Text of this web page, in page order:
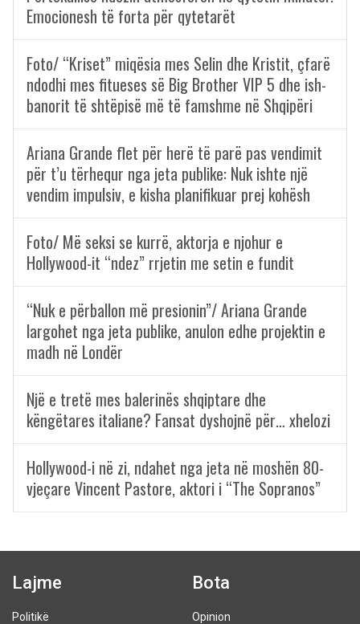
Emocionesh të forta për qytetarët
Foto/ “Kriset” miqësia mes Selin dhe Kristit, çfarë
ndodhi mes fitueses së Big Brother VIP 5 dhe ish-
banorit të shtëpisë më të famshme në Shqipëri
Ariana Grande flet për herë të parë pas vendimit
për t’u tërhequr nga jeta publike: Nuk ishte një
vendim impulsiv, e kisha planifikuar prej kohësh
Foto/ Më seksi se kurrë, aktorja e njohur e
Hollywood-it “ndez” rrjetin me setin e fundit
“Nuk e përballon më presionin”/ Ariana Grande
largohet nga jeta publike, anulon edhe projektin e
madh në Londër
Një e tretë mes balerinës shqiptare dhe
këngëtares italiane? Fansat dyshojnë për… xhelozi
Hollywood-i në zi, ndahet nga jeta në moshën 80-
vjeçare Vincent Pastore, aktori i “The Sopranos”
Lajme
Politikë
Bota
Opinion